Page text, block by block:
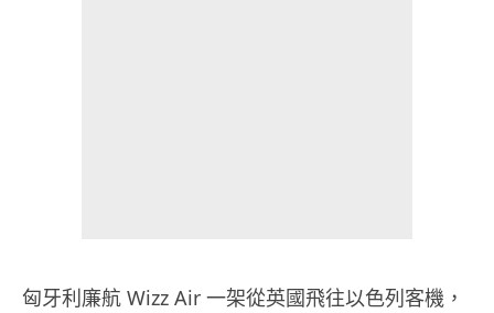
匈牙利廉航 Wizz Air 一架從英國飛往以色列客機，